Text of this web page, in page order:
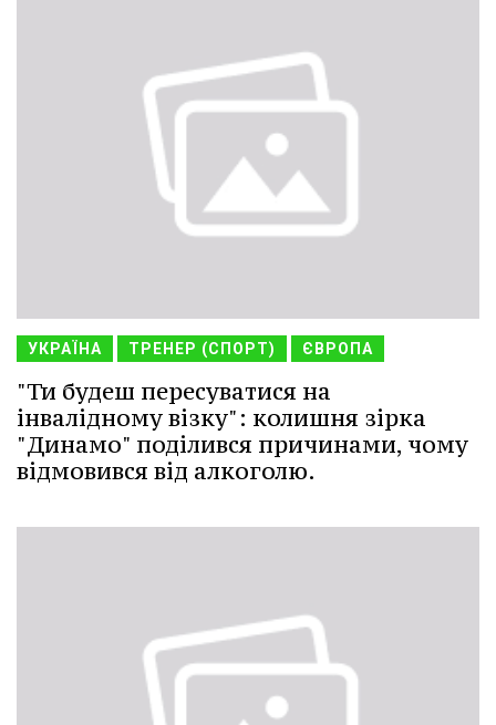
УКРАЇНА ТРЕНЕР (СПОРТ) ЄВРОПА
"Ти будеш пересуватися на
інвалідному візку": колишня зірка
"Динамо" поділився причинами, чому
відмовився від алкоголю.